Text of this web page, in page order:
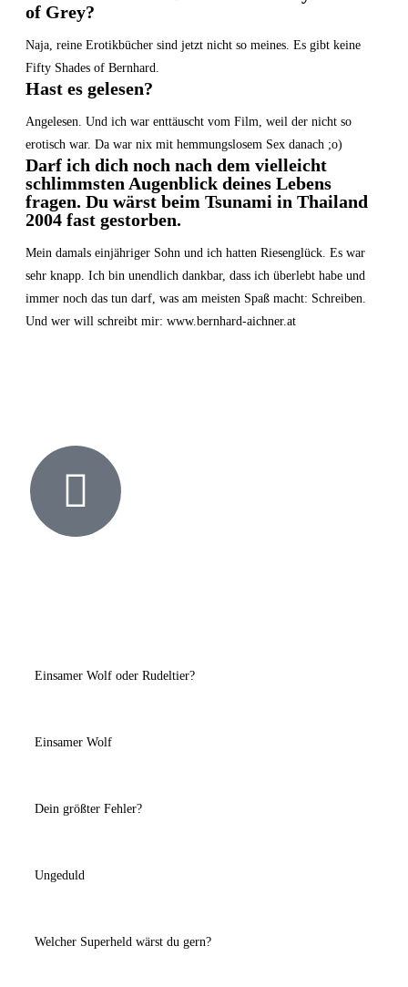
of Grey?
Naja, reine Erotikbücher sind jetzt nicht so meines. Es gibt keine
Fifty Shades of Bernhard.
Hast es gelesen?
Angelesen. Und ich war enttäuscht vom Film, weil der nicht so
erotisch war. Da war nix mit hemmungslosem Sex danach ;o)
Darf ich dich noch nach dem vielleicht
schlimmsten Augenblick deines Lebens
fragen. Du wärst beim Tsunami in Thailand
2004 fast gestorben.
Mein damals einjähriger Sohn und ich hatten Riesenglück. Es war
sehr knapp. Ich bin unendlich dankbar, dass ich überlebt habe und
immer noch das tun darf, was am meisten Spaß macht: Schreiben.
Und wer will schreibt mir: www.bernhard-aichner.at
Einsamer Wolf oder Rudeltier?
Einsamer Wolf
Dein größter Fehler?
Ungeduld
Welcher Superheld wärst du gern?